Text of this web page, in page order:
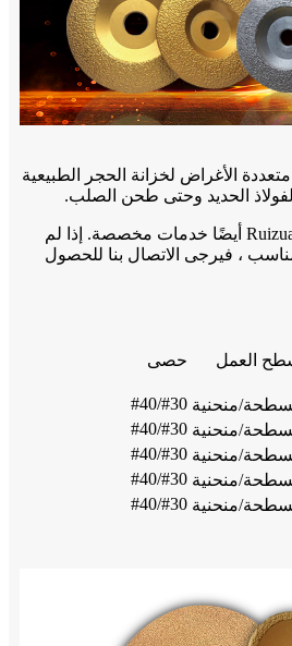
الأغراض لخزانة الحجر الطبيعية
الحديد وحتى طحن الصلب.
في الوقت نفسه ، يوفر Ruizuan أيضًا خدمات مخصصة. إذا لم
، فيرجى الاتصال بنا للحصول
العمل حصى
منحنية #30/#40
منحنية #30/#40
منحنية #30/#40
منحنية #30/#40
منحنية #30/#40